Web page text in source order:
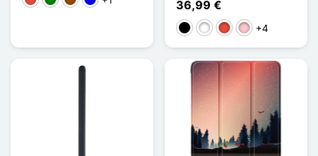
36,99 €
NegroBlancoRojoRosa+4